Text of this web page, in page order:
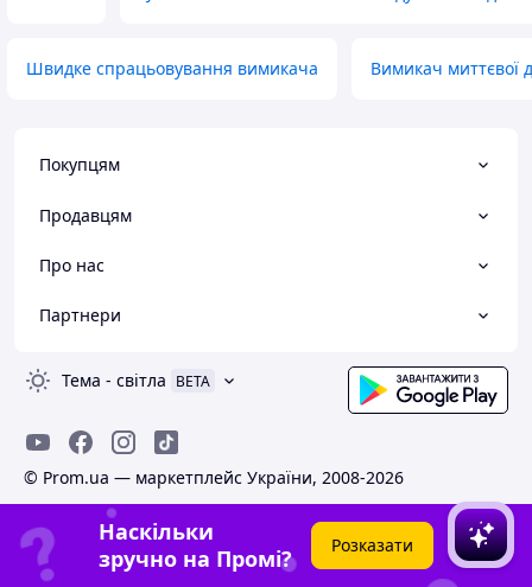
Швидке спрацьовування вимикача Вимикач миттєвої
Покупцям
Продавцям
Про нас
Партнери
Тема - світла BETA
© Prom.ua — маркетплейс України, 2008-2026
Наскільки
зручно на Промі?
Розказати